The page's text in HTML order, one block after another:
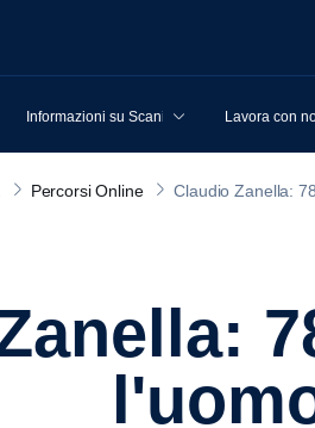
Informazioni su Scania Lavora con
Percorsi Online Claudio Zanella: